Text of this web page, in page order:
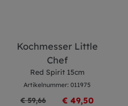
Kochmesser Little
Chef
Red Spirit 15cm
Artikelnummer: 011975
€ 59,66 € 49,50